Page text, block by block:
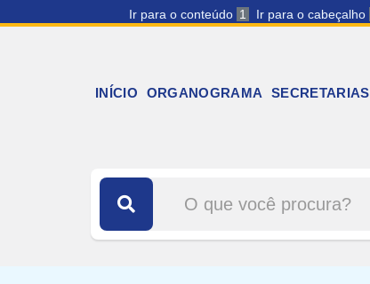
Ir para o conteúdo 1 Ir para o cabeçalho
INÍCIO ORGANOGRAMA SECRETARIAS